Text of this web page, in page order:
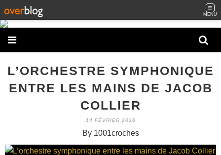
MENU
L’ORCHESTRE SYMPHONIQUE
ENTRE LES MAINS DE JACOB
COLLIER
14 FÉVRIER 2026
By 1001croches